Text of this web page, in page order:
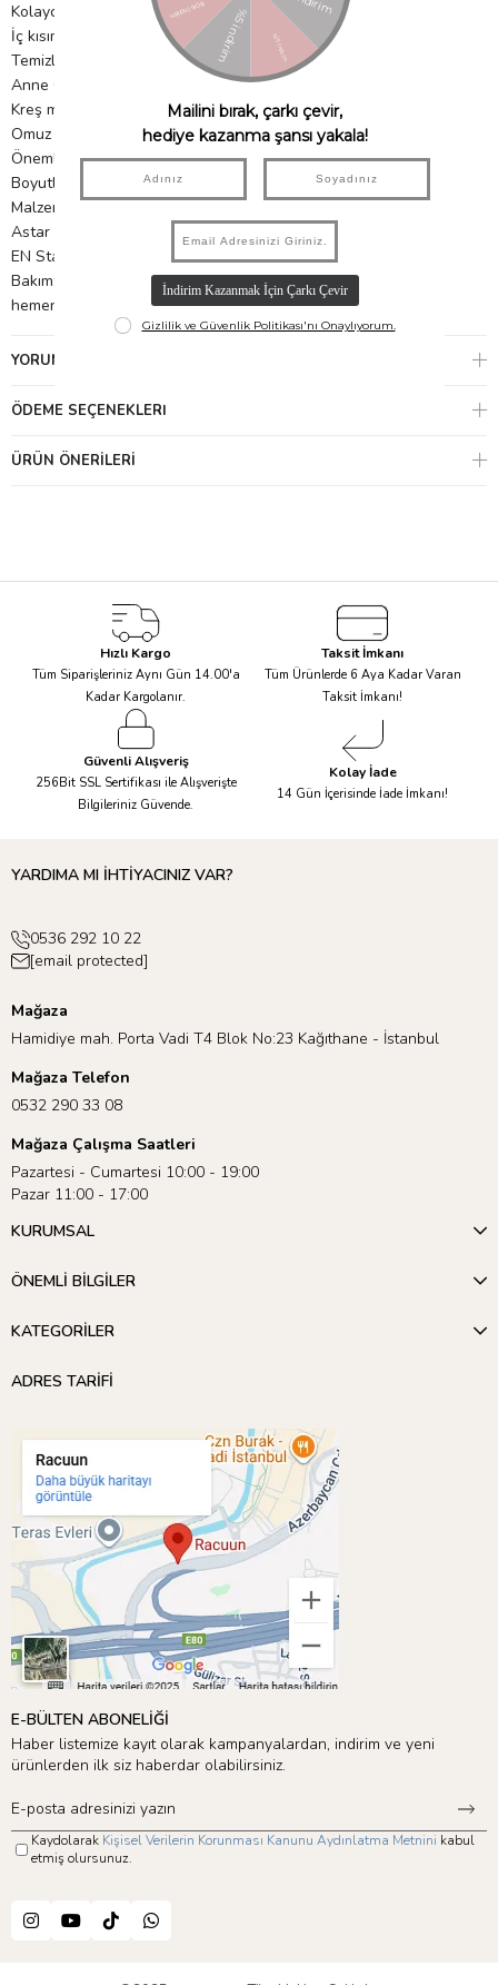
Kolayca açık kalan özel fermuar
İç kısımda sağlanan kullanışlı soğutma çantası
Temizlemesi kolay ve su geçirmez
Anne Çantası
Kreş matı
Omuz askısı
Önemli özellikler
Boyutlar: 55,0 x 30,0 x 40,0 cm
Malzeme: Oxford Kumaş: %100 Polyester
Astar + Çocuk Matı: %100 Polyester
EN Standardı: EN 71-2, EN 71-3, REACH, EN 14362, EN 17234
Bakım: Makinede yıkanamaz - Nemli bir bezle temizleyin ve
hemen kurulayın
YORUMLAR
ÖDEME SEÇENEKLERI
ÜRÜN ÖNERILERI
Hızlı Kargo
Tüm Siparişleriniz Aynı Gün 14.00'a
Kadar Kargolanır.
Taksit İmkanı
Tüm Ürünlerde 6 Aya Kadar Varan
Taksit İmkanı!
Güvenli Alışveriş
256Bit SSL Sertifikası ile Alışverişte
Bilgileriniz Güvende.
Kolay İade
14 Gün İçerisinde İade İmkanı!
YARDIMA MI İHTİYACINIZ VAR?
0536 292 10 22
[email protected]
Mağaza
Hamidiye mah. Porta Vadi T4 Blok No:23 Kağıthane - İstanbul
Mağaza Telefon
0532 290 33 08
Mağaza Çalışma Saatleri
Pazartesi - Cumartesi 10:00 - 19:00
Pazar 11:00 - 17:00
KURUMSAL
ÖNEMLİ BİLGİLER
KATEGORİLER
ADRES TARİFİ
E-BÜLTEN ABONELİĞİ
Haber listemize kayıt olarak kampanyalardan, indirim ve yeni
ürünlerden ilk siz haberdar olabilirsiniz.
Kaydolarak Kişisel Verilerin Korunması Kanunu Aydınlatma Metnini kabul
etmiş olursunuz.